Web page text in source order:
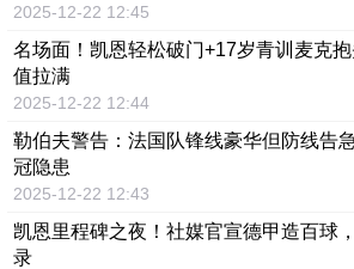
2025-12-22 12:45
名场面！凯恩轻松破门+17岁青训麦克
值拉满
2025-12-22 12:44
勒伯夫警告：法国队锋线豪华但防线告
冠隐患
2025-12-22 12:43
凯恩里程碑之夜！社媒官宣德甲造百球
录